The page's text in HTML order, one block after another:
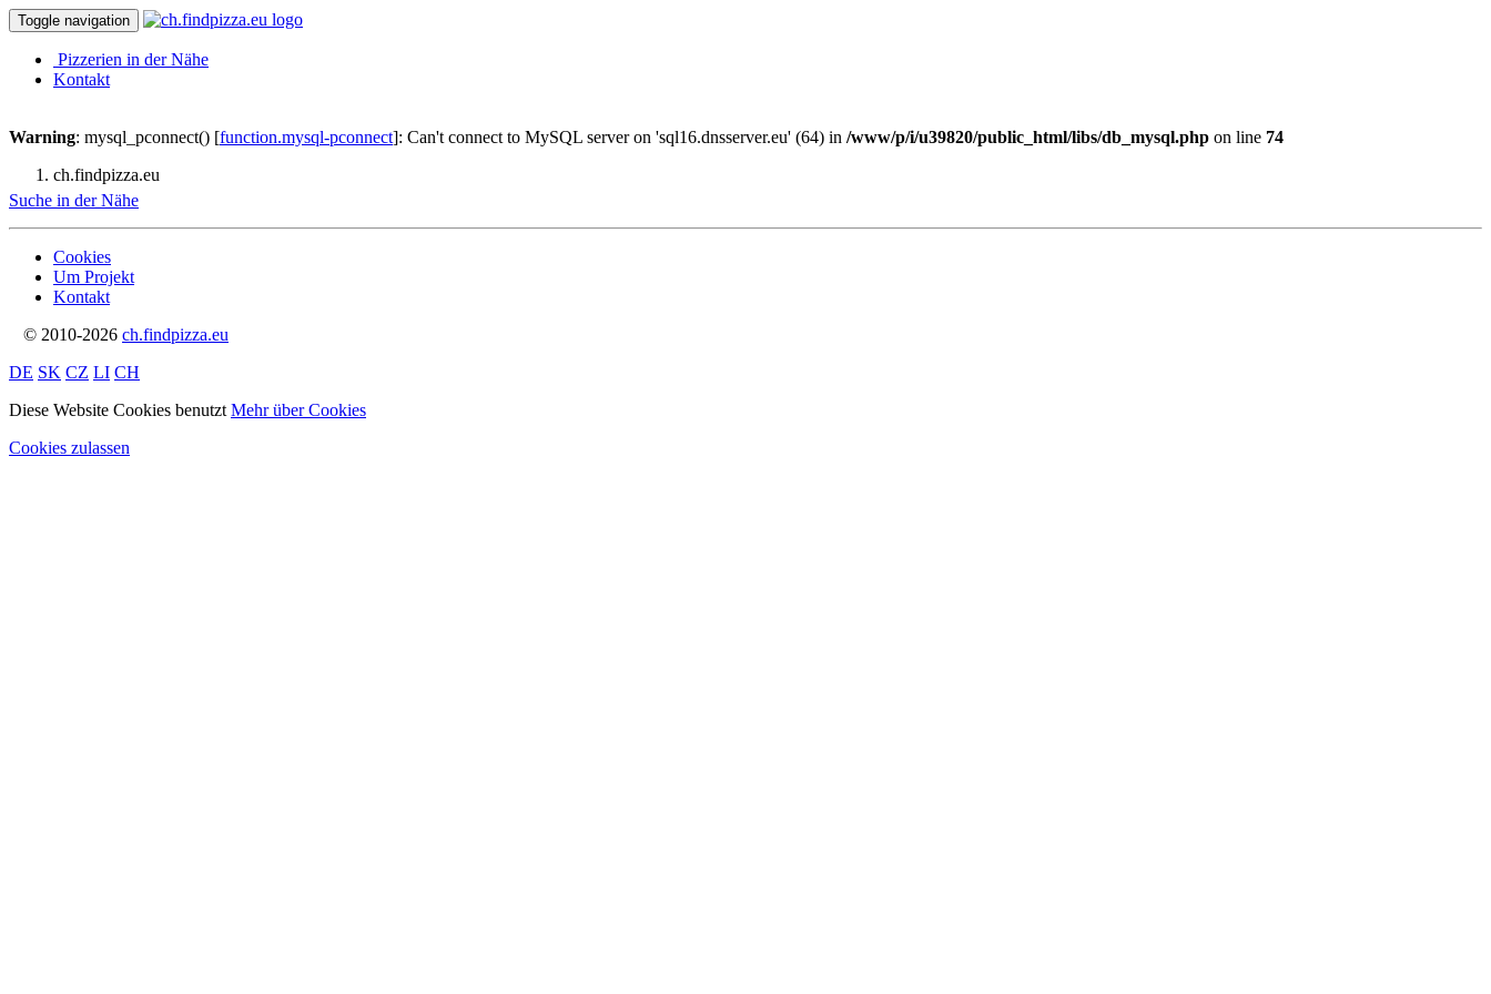
Toggle navigation
Pizzerien in der Nähe
Kontakt
Warning: mysql_pconnect() [function.mysql-pconnect]: Can't connect to MySQL server on 'sql16.dnsserver.eu' (64) in /www/p/i/u39820/public_html/libs/db_mysql.php on line 74
ch.findpizza.eu
Suche in der Nähe
Cookies
Um Projekt
Kontakt
© 2010-2026 ch.findpizza.eu
DE SK CZ LI CH
Diese Website Cookies benutzt Mehr über Cookies
Cookies zulassen